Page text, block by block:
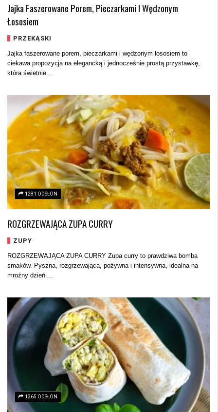
Jajka Faszerowane Porem, Pieczarkami I Wędzonym
Łososiem
PRZEKĄSKI
Jajka faszerowane porem, pieczarkami i wędzonym łososiem to
ciekawa propozycja na elegancką i jednocześnie prostą przystawkę,
która świetnie...
1281 ODSŁON
ROZGRZEWAJĄCA ZUPA CURRY
ZUPY
ROZGRZEWAJĄCA ZUPA CURRY Zupa curry to prawdziwa bomba
smaków. Pyszna, rozgrzewająca, pożywna i intensywna, idealna na
mroźny dzień....
1365 ODSŁON